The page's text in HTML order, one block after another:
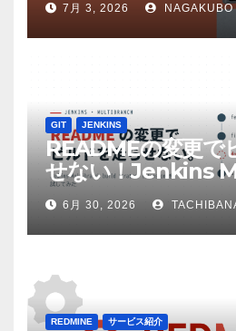
7月 3, 2026 NAGAKUBO
GIT JENKINS
READMEの変更で
せない！Jenkins
build strategy
してみた
6月 30, 2026
REDMINE サービス紹介